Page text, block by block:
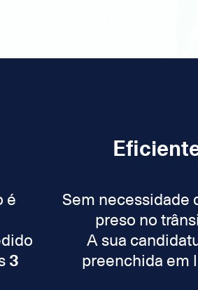
é
3
Sem necessidade
preso no
A sua
preenchida em